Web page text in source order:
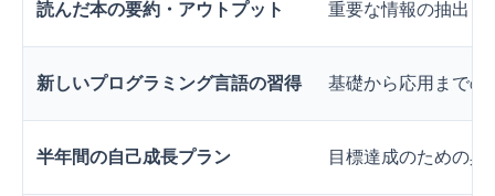
読んだ本の要約・アウトプット 重要な情報の抽出と
新しいプログラミング言語の習得 基礎から応用までの
半年間の自己成長プラン 目標達成のための具